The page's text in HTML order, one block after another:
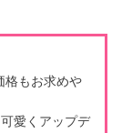
格もお求めや
愛くアップデ